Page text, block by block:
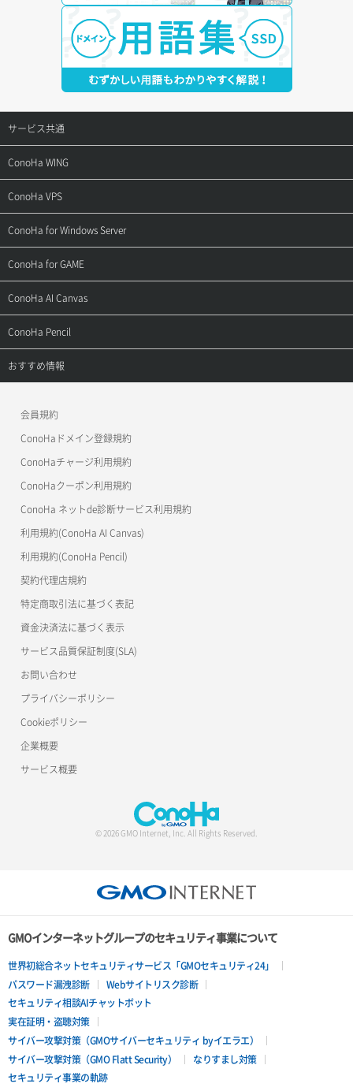
サービス共通
サポートトップ
ご契約・お支払い
用語集
お問い合わせ
ConoHa WING
サポートトップ
ご利用ガイド
お乗り換えガイド
よくある質問
ConoHa VPS
サポートトップ
ご利用ガイド
APIドキュメントVPS2.0
APIドキュメントVPS3.0
ConoHa for Windows Server
サポートトップ
ご利用ガイド
APIドキュメントVPS2.0
APIドキュメントVPS3.0
ConoHa for GAME
サポートトップ
ご利用ガイド
ConoHa AI Canvas
サポートトップ
ご利用ガイド
ConoHa Pencil
サポートトップ
おすすめ情報
美雲このは徹底ガイド
会員規約
ConoHaドメイン登録規約
ConoHaチャージ利用規約
ConoHaクーポン利用規約
ConoHa ネットde診断サービス利用規約
利用規約(ConoHa AI Canvas)
利用規約(ConoHa Pencil)
契約代理店規約
特定商取引法に基づく表記
資金決済法に基づく表示
サービス品質保証制度(SLA)
お問い合わせ
プライバシーポリシー
Cookieポリシー
企業概要
サービス概要
© 2026 GMO Internet, Inc. All Rights Reserved.
GMOインターネットグループのセキュリティ事業について
世界初総合ネットセキュリティサービス「GMOセキュリティ24」
パスワード漏洩診断
Webサイトリスク診断
セキュリティ相談AIチャットボット
実在証明・盗聴対策
サイバー攻撃対策（GMOサイバーセキュリティ byイエラエ）
サイバー攻撃対策（GMO Flatt Security）
なりすまし対策
セキュリティ事業の軌跡